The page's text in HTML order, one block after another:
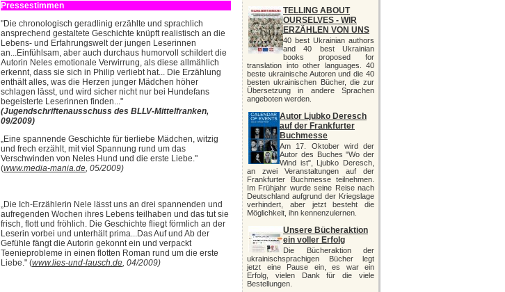
Pressestimmen
"Die chronologisch geradlinig erzählte und sprachlich
ansprechend gestaltete Geschichte knüpft realistisch an die
Lebens- und Erfahrungswelt der jungen Leserinnen
an...Einfühlsam, aber auch durchaus humorvoll schildert die
Autorin Neles emotionale Verwirrung, als diese allmählich
erkennt, dass sie sich in Philip verliebt hat... Die Erzählung
enthält alles, was die Herzen junger Mädchen höher
schlagen lässt, und wird sicher nicht nur bei Hundefans
begeisterte Leserinnen finden..."
(Jugendschriftenausschuss des BLLV-Mittelfranken,
09/2009)
„Eine spannende Geschichte für tierliebe Mädchen, witzig
und frech erzählt, mit viel Spannung rund um das
Verschwinden von Neles Hund und die erste Liebe."
(www.media-mania.de, 05/2009)
„Die Ich-Erzählerin Nele lässt uns an drei spannenden und
aufregenden Wochen ihres Lebens teilhaben und das tut sie
frisch, flott und fröhlich. Die Geschichte fliegt förmlich an der
Leserin vorbei und unterhält prima...Das Auf und Ab der
Gefühle fängt die Autorin gekonnt ein und verpackt
Teenieprobleme in einen flotten Roman rund um die erste
Liebe." (www.lies-und-lausch.de, 04/2009)
TELLING ABOUT
OURSELVES - WIR
ERZÄHLEN VON UNS
40 best Ukrainian authors
and 40 best Ukrainian
books proposed for
translation into other languages. 40
beste ukrainische Autoren und die 40
besten ukrainischen Bücher, die zur
Übersetzung in andere Sprachen
angeboten werden.
Autor Ljubko Deresch
auf der Frankfurter
Buchmesse
Am 17. Oktober wird der
Autor des Buches "Wo der
Wind ist", Ljubko Deresch,
an zwei Veranstaltungen auf der
Frankfurter Buchmesse teilnehmen.
Im Frühjahr wurde seine Reise nach
Deutschland aufgrund der Kriegslage
verhindert, aber jetzt besteht die
Möglichkeit, ihn kennenzulernen.
Unsere Bücheraktion
ein voller Erfolg
Die Bücheraktion der
ukrainischsprachigen Bücher legt
jetzt eine Pause ein, es war ein
Erfolg, vielen Dank für die viele
Bestellungen.